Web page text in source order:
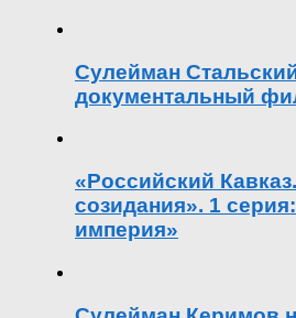
Сулейман
документальный
«Российский
созидания». 1
империя»